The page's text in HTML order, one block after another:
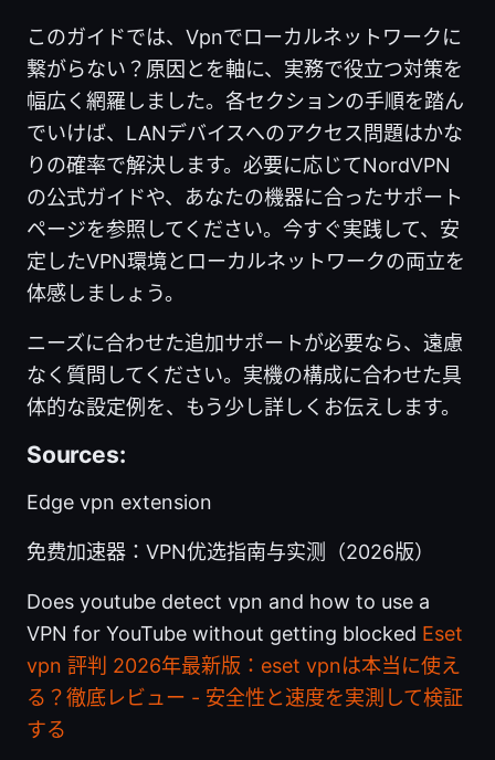
このガイドでは、Vpnでローカルネットワークに
繋がらない？原因とを軸に、実務で役立つ対策を
幅広く網羅しました。各セクションの手順を踏ん
でいけば、LANデバイスへのアクセス問題はかな
りの確率で解決します。必要に応じてNordVPN
の公式ガイドや、あなたの機器に合ったサポート
ページを参照してください。今すぐ実践して、安
定したVPN環境とローカルネットワークの両立を
体感しましょう。
ニーズに合わせた追加サポートが必要なら、遠慮
なく質問してください。実機の構成に合わせた具
体的な設定例を、もう少し詳しくお伝えします。
Sources:
Edge vpn extension
免费加速器：VPN优选指南与实测（2026版）
Does youtube detect vpn and how to use a
VPN for YouTube without getting blocked Eset
vpn 評判 2026年最新版：eset vpnは本当に使え
る？徹底レビュー - 安全性と速度を実測して検証
する